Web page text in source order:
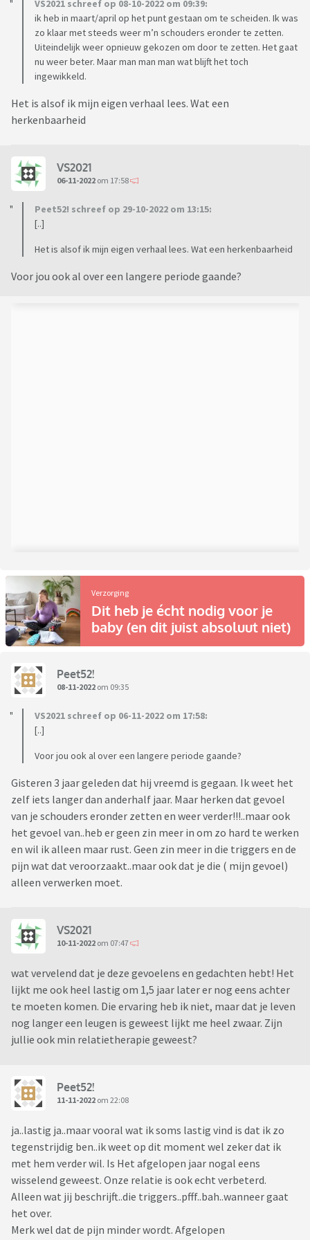
het tegen mij zegt, kan ik het tegelijkertijd niet altijd
oprecht aanhoren en doet het zeer.
Ik vind het op de goede momenten fijn om te ervaren dat tijd
de wonden heelt. Tegelijkertijd vraag ik me af of dit
is om alle details van elke situatie te onthouden. Oftewel
vergeet ik niet gewoon 80% van alle ellende en voelt het
geschreven teksten en handelingen terug denk vraag ik me
af hoe iemand zo iets kan doen als hij daadwerkelijk van zijn
partner houdt.
Hoe lang duurt het voordat een mens hier echt overheen
VS2021 schreef op 08-10-2022 om 09:39:
ik heb in maart/april op het punt gestaan om te scheiden. Ik was
zo klaar met steeds weer m’n schouders eronder te zetten.
Uiteindelijk weer opnieuw gekozen om door te zetten. Het gaat
nu weer beter. Maar man man man wat blijft het toch
ingewikkeld.
Het is alsof ik mijn eigen verhaal lees. Wat een
herkenbaarheid
VS2021
06-11-2022 om 17:58
Peet52! schreef op 29-10-2022 om 13:15:
[..]
Het is alsof ik mijn eigen verhaal lees. Wat een herkenbaarheid
Voor jou ook al over een langere periode gaande?
Verzorging
Dit heb je écht nodig voor je
baby (en dit juist absoluut niet)
Peet52!
08-11-2022 om 09:35
VS2021 schreef op 06-11-2022 om 17:58:
[..]
Voor jou ook al over een langere periode gaande?
Gisteren 3 jaar geleden dat hij vreemd is gegaan. Ik weet het
zelf iets langer dan anderhalf jaar. Maar herken dat gevoel
van je schouders eronder zetten en weer verder!!!..maar ook
het gevoel van..heb er geen zin meer in om zo hard te werken
en wil ik alleen maar rust. Geen zin meer in die triggers en de
pijn wat dat veroorzaakt..maar ook dat je die ( mijn gevoel)
alleen verwerken moet.
VS2021
10-11-2022 om 07:47
wat vervelend dat je deze gevoelens en gedachten hebt! Het
lijkt me ook heel lastig om 1,5 jaar later er nog eens achter
te moeten komen. Die ervaring heb ik niet, maar dat je leven
nog langer een leugen is geweest lijkt me heel zwaar. Zijn
jullie ook min relatietherapie geweest?
Peet52!
11-11-2022 om 22:08
ja..lastig ja..maar vooral wat ik soms lastig vind is dat ik zo
tegenstrijdig ben..ik weet op dit moment wel zeker dat ik
met hem verder wil. Is Het afgelopen jaar nogal eens
wisselend geweest. Onze relatie is ook echt verbeterd.
Alleen wat jij beschrijft..die triggers..pfff..bah..wanneer gaat
het over.
Merk wel dat de pijn minder wordt. Afgelopen